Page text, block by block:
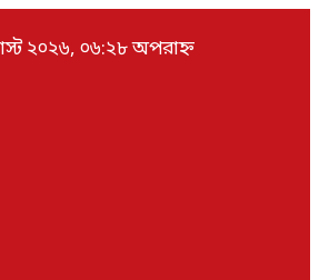
২০২৬, ০৬:২৮ অপরাহ্ন